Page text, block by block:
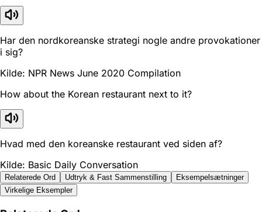
Har den nordkoreanske strategi nogle andre provokationer
i sig?
Kilde: NPR News June 2020 Compilation
How about the Korean restaurant next to it?
Hvad med den koreanske restaurant ved siden af?
Kilde: Basic Daily Conversation
Relaterede Ord Udtryk & Fast Sammenstilling
Eksempelsætninger
Virkelige Eksempler